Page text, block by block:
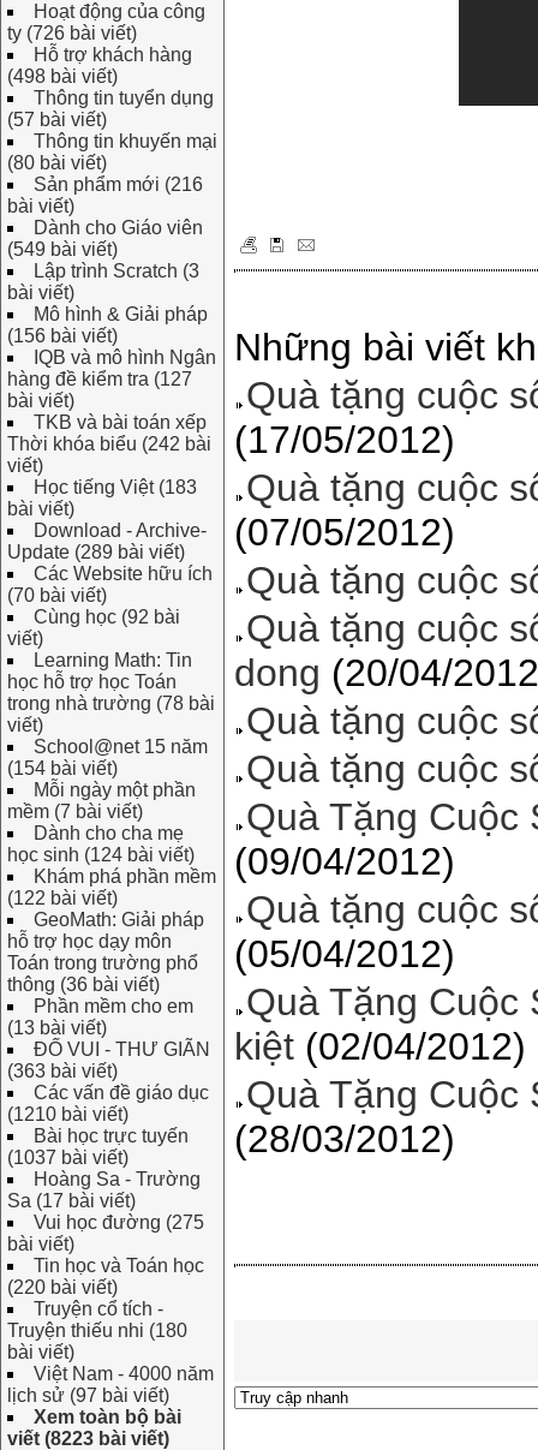
Hoạt động của công
ty (726 bài viết)
Hỗ trợ khách hàng
(498 bài viết)
Thông tin tuyển dụng
(57 bài viết)
Thông tin khuyến mại
(80 bài viết)
Sản phẩm mới (216
bài viết)
Dành cho Giáo viên
(549 bài viết)
Lập trình Scratch (3
bài viết)
Mô hình & Giải pháp
(156 bài viết)
IQB và mô hình Ngân
hàng đề kiểm tra (127
bài viết)
TKB và bài toán xếp
Thời khóa biểu (242 bài
viết)
Học tiếng Việt (183
bài viết)
Download - Archive-
Update (289 bài viết)
Các Website hữu ích
(70 bài viết)
Cùng học (92 bài
viết)
Learning Math: Tin
học hỗ trợ học Toán
trong nhà trường (78 bài
viết)
School@net 15 năm
(154 bài viết)
Mỗi ngày một phần
mềm (7 bài viết)
Dành cho cha mẹ
học sinh (124 bài viết)
Khám phá phần mềm
(122 bài viết)
GeoMath: Giải pháp
hỗ trợ học dạy môn
Toán trong trường phổ
thông (36 bài viết)
Phần mềm cho em
(13 bài viết)
ĐỐ VUI - THƯ GIÃN
(363 bài viết)
Các vấn đề giáo dục
(1210 bài viết)
Bài học trực tuyến
(1037 bài viết)
Hoàng Sa - Trường
Sa (17 bài viết)
Vui học đường (275
bài viết)
Tin học và Toán học
(220 bài viết)
Truyện cổ tích -
Truyện thiếu nhi (180
bài viết)
Việt Nam - 4000 năm
lịch sử (97 bài viết)
Xem toàn bộ bài
viết (8223 bài viết)
Những bài viết
Quà tặng cuộc
(17/05/2012)
Quà tặng cuộc
(07/05/2012)
Quà tặng cuộc
Quà tặng cuộc
dong (20/04/
Quà tặng cuộc
Quà tặng cuộc
Quà Tặng Cuộc
(09/04/2012)
Quà tặng cuộc
(05/04/2012)
Quà Tặng Cuộc
kiệt (02/04/2012)
Quà Tặng Cuộc
(28/03/2012)